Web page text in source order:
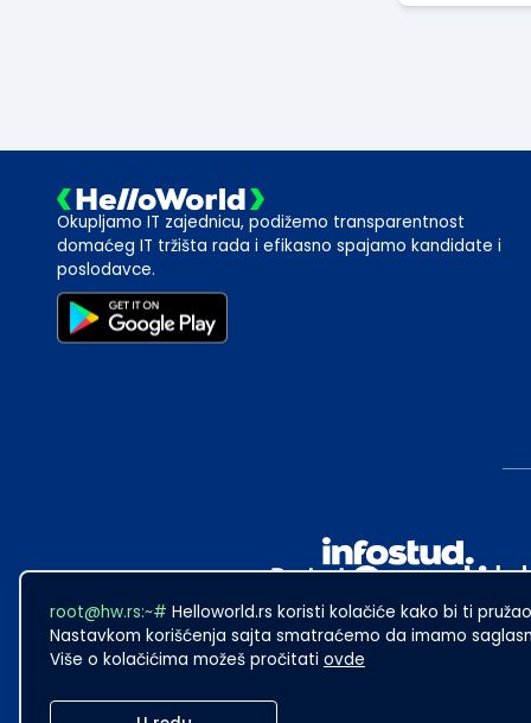
root@hw.rs:~# Helloworld.rs koristi kolačiće kako bi ti
Nastavkom korišćenja sajta smatraćemo da imamo
Više o kolačićima možeš pročitati ovde
Okupljamo IT zajednicu, podižemo transparentnost
domaćeg IT tržišta rada i efikasno spajamo kandidate i
poslodavce.